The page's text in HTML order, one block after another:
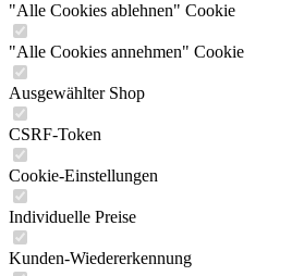
"Alle Cookies ablehnen" Cookie
"Alle Cookies annehmen" Cookie
Ausgewählter Shop
CSRF-Token
Cookie-Einstellungen
Individuelle Preise
Kunden-Wiedererkennung